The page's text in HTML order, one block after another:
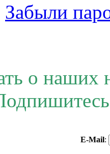
Забыли
о наших
E-Mail: